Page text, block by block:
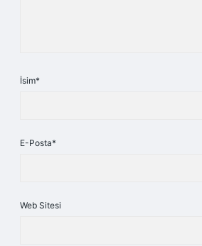
İsim*
E-Posta*
Web Sitesi